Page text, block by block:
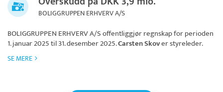
BOLIGGRUPPEN ERHVERV A/S
BOLIGGRUPPEN ERHVERV A/Soffentliggjør regnskap for perioden
1. januar 2025 til 31. desember 2025.Carsten Skover styreleder.
SE MERE